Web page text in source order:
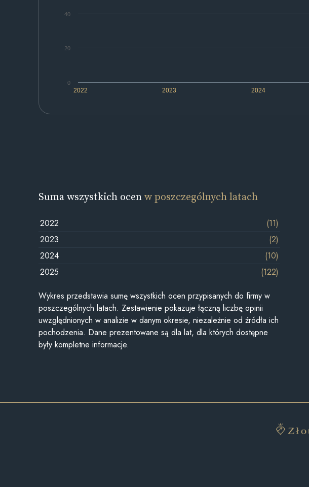
2022 2023 2024
0
20
40
Suma wszystkich ocenw poszczególnych latach
2022
(11)
2023
(2)
2024
(10)
2025
(122)
Wykres przedstawia sumę wszystkich ocen przypisanych do firmy w
poszczególnych latach. Zestawienie pokazuje łączną liczbę opinii
uwzględnionych w analizie w danym okresie, niezależnie od źródła ich
pochodzenia. Dane prezentowane są dla lat, dla których dostępne
były kompletne informacje.